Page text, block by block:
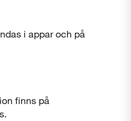
i appar och på
finns på